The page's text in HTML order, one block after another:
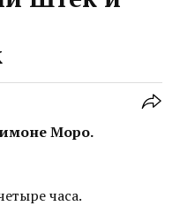
Моро.
часа.